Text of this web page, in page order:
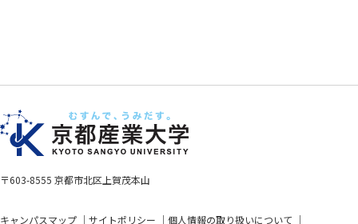
〒603-8555 京都市北区上賀茂本山
キャンパスマップ サイトポリシー 個人情報の取り扱いについて